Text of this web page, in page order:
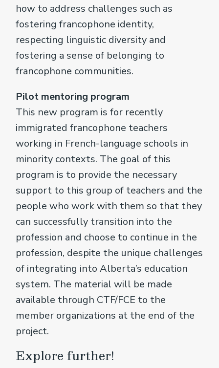
how to address challenges such as
fostering francophone identity,
respecting linguistic diversity and
fostering a sense of belonging to
francophone communities.
Pilot mentoring program
This new program is for recently
immigrated francophone teachers
working in French-language schools in
minority contexts. The goal of this
program is to provide the necessary
support to this group of teachers and the
people who work with them so that they
can successfully transition into the
profession and choose to continue in the
profession, despite the unique challenges
of integrating into Alberta’s education
system. The material will be made
available through CTF/FCE to the
member organizations at the end of the
project.
Explore further!